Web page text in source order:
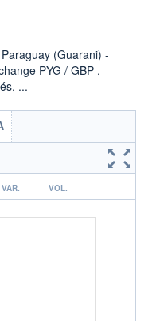
0,00012
VEILLE
(Guarani) -
PYG / GBP ,
...
VAR. VOL.